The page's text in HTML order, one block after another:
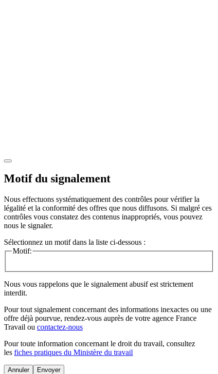
Motif du signalement
Nous effectuons systématiquement des contrôles pour vérifier la
légalité et la conformité des offres que nous diffusons. Si malgré ces
contrôles vous constatez des contenus inappropriés, vous pouvez
nous le signaler.
Sélectionnez un motif dans la liste ci-dessous :
Motif:
Nous vous rappelons que le signalement abusif est strictement
interdit.
Pour tout signalement concernant des informations inexactes ou une
offre déjà pourvue, rendez-vous auprès de votre agence France
Travail ou contactez-nous
Pour toute information concernant le droit du travail, consultez
les fiches pratiques du Ministère du travail
Annuler